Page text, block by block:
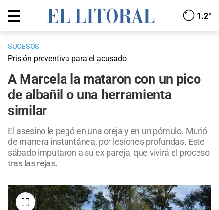
1.2°
SUCESOS
Prisión preventiva para el acusado
A Marcela la mataron con un pico
de albañil o una herramienta
similar
El asesino le pegó en una oreja y en un pómulo. Murió
de manera instantánea, por lesiones profundas. Este
sábado imputaron a su ex pareja, que vivirá el proceso
tras las rejas.